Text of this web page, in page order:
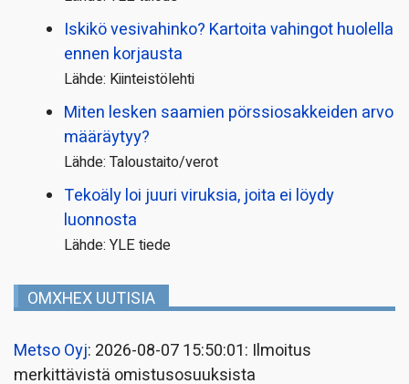
Iskikö vesivahinko? Kartoita vahingot huolella
ennen korjausta
Lähde: Kiinteistölehti
Miten lesken saamien pörssi­osakkeiden arvo
määräytyy?
Lähde: Taloustaito/verot
Tekoäly loi juuri viruksia, joita ei löydy
luonnosta
Lähde: YLE tiede
OMXHEX UUTISIA
Metso Oyj: 2026-08-07 15:50:01: Ilmoitus
merkittävistä omistusosuuksista